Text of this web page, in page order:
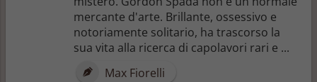
mercante d'arte. Brillante, ossessivo e
notoriamente solitario, ha trascorso la
sua vita alla ricerca di capolavori rari e ...
Max Fiorelli